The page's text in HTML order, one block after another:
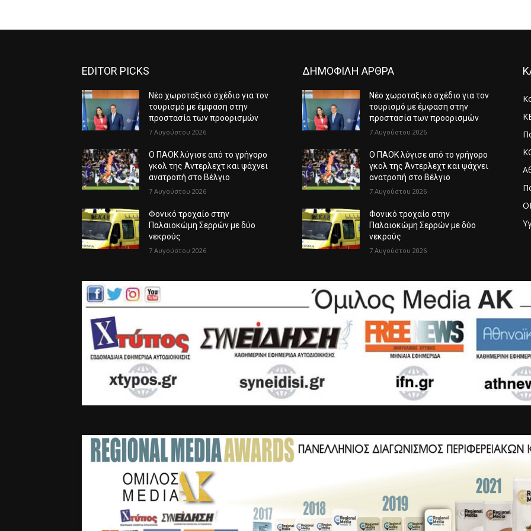
EDITOR PICKS
Νέο χωροταξικό σχέδιο για τον
τουρισμό με έμφαση στην
προστασία των προορισμών
7 Αυγούστου 2026
Ο ΠΑΟΚ λύγισε από το γρήγορο
γκολ της Άντερλεχτ και ψάχνει
ανατροπή στο Βέλγιο
7 Αυγούστου 2026
Φονικό τροχαίο στην
Παλαιοκώμη Σερρών με δύο
νεκρούς
7 Αυγούστου 2026
ΔΗΜΟΦΙΛΗ ΑΡΘΡΑ
Νέο χωροταξικό σχέδιο για τον
τουρισμό με έμφαση στην
προστασία των προορισμών
7 Αυγούστου 2026
Ο ΠΑΟΚ λύγισε από το γρήγορο
γκολ της Άντερλεχτ και ψάχνει
ανατροπή στο Βέλγιο
7 Αυγούστου 2026
Φονικό τροχαίο στην
Παλαιοκώμη Σερρών με δύο
νεκρούς
7 Αυγούστου 2026